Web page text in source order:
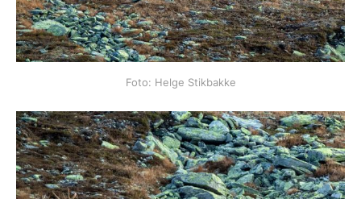
Foto: Helge Stikbakke